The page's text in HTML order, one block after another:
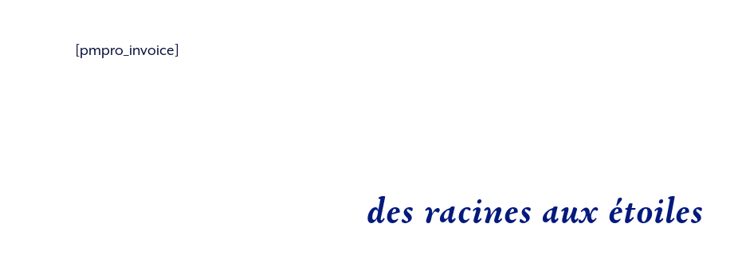
[pmpro_invoice]
des racines aux étoiles